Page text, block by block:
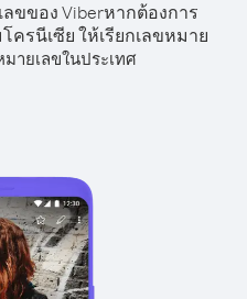
ขของ Viberหากต้องการ
ครนีเซีย ให้เรียกเลขหมาย
มายเลขในประเทศ